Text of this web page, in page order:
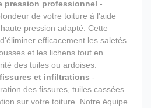
pression professionnel -
de votre toiture à l'aide
pression adapté. Cette
efficacement les saletés
et les lichens tout en
des tuiles ou ardoises.
et infiltrations -
des fissures, tuiles cassées
sur votre toiture. Notre équipe